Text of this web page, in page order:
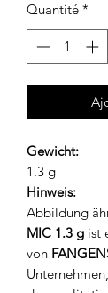
Quantité *
Gewicht:
1.3 g
Hinweis:
Abbildung
MIC 1.3 g ist
von